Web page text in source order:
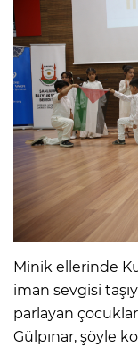
Minik ellerinde
iman sevgisi
parlayan
Gülpınar, şöyle